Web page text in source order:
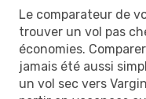
Le comparateur de
trouver un vol pas
économies.
jamais été aussi
un vol sec vers